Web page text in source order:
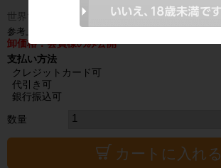
世界で1番うすいLサイズコンドームが登場！
参考上代 2,640円（税抜）
卸価格：会員様のみ公開
支払い方法
クレジットカード可
代引き可
銀行振込可
数量
カートに入れる